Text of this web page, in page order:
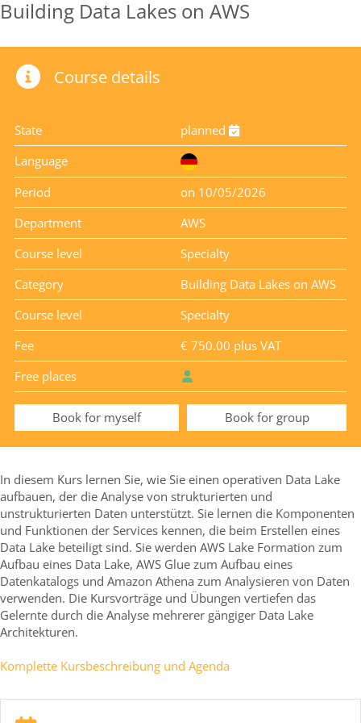
Building Data Lakes on AWS
Course details
State
planned
Language
Period
on 10/05/2026
Department
AWS
Course level
Specialty
Category
Building Data Lakes on AWS
Course level
Specialty
Fee
€ 750.00 plus VAT
Free places
Book for myself Book for group
In diesem Kurs lernen Sie, wie Sie einen operativen Data Lake
aufbauen, der die Analyse von strukturierten und
unstrukturierten Daten unterstützt. Sie lernen die Komponenten
und Funktionen der Services kennen, die beim Erstellen eines
Data Lake beteiligt sind. Sie werden AWS Lake Formation zum
Aufbau eines Data Lake, AWS Glue zum Aufbau eines
Datenkatalogs und Amazon Athena zum Analysieren von Daten
verwenden. Die Kursvorträge und Übungen vertiefen das
Gelernte durch die Analyse mehrerer gängiger Data Lake
Architekturen.
Komplette Kursbeschreibung und Agenda